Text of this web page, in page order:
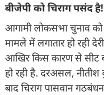
बीजेपी को चिराग पसंद है!
आगामी लोकसभा चुनाव
मामले में लगातार हो रही
आखिर किस कारण से सीट
हो रही है. दरअसल,
बाद चिराग पासवान